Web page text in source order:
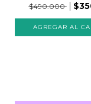
$490.000